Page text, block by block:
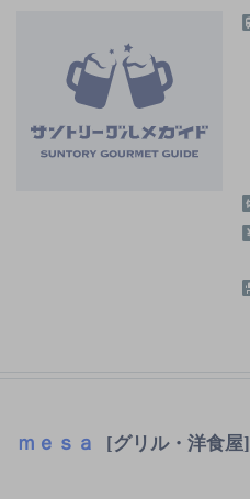
ｍｅｓａ [グリル・洋食屋]